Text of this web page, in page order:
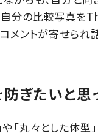
分の比較写真を
コメントが寄せら
ぎたいと思
や「丸々とした体